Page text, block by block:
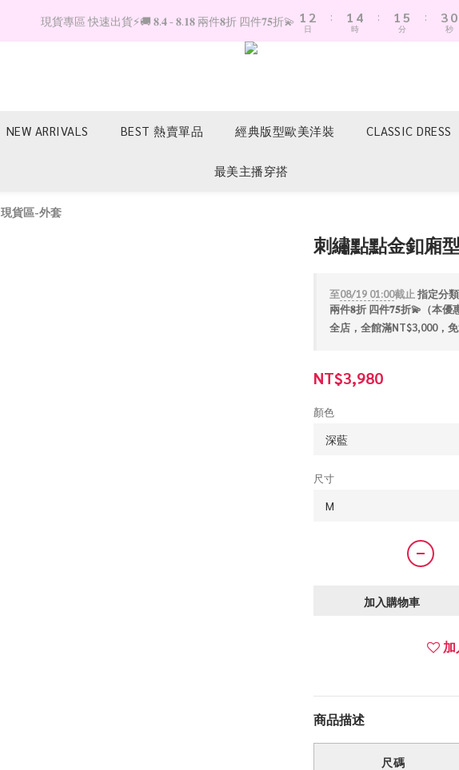
現貨專區 快速出貨⚡️🚚 𝟖.𝟒 - 𝟖.𝟏𝟖 兩件𝟖折 四件𝟕𝟓折💫 1
0
2
1
日
:
1
0
4
3
時
:
1
0
5
4
分
:
3
2
0
秒
NEW ARRIVALS BEST 熱賣單品 經典版型歐美洋裝 CLASSIC DRESS
最美主播穿搭
現貨區-外套
刺繡點點金釦廂
至08/19 01:00截止 指定分
兩件𝟖折 四件𝟕𝟓折💫（本優
全店，全館滿NT$3,000，
NT$3,980
顏色
尺寸
加入購物車
商品描述
尺碼